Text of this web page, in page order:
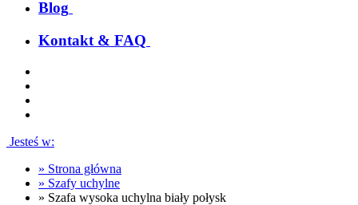
Blog
Kontakt & FAQ
Jesteś w:
» Strona główna
» Szafy uchylne
» Szafa wysoka uchylna biały połysk